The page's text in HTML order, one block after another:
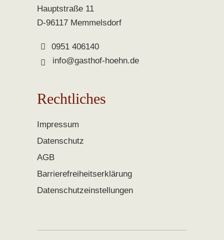
Hauptstraße 11
D-96117 Memmelsdorf
0951 406140
info@gasthof-hoehn.de
Rechtliches
Impressum
Datenschutz
AGB
Barrierefreiheitserklärung
Datenschutzeinstellungen